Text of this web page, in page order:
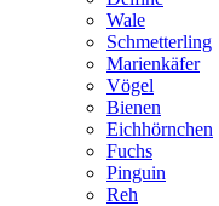
Wale
Schmetterling
Marienkäfer
Vögel
Bienen
Eichhörnchen
Fuchs
Pinguin
Reh